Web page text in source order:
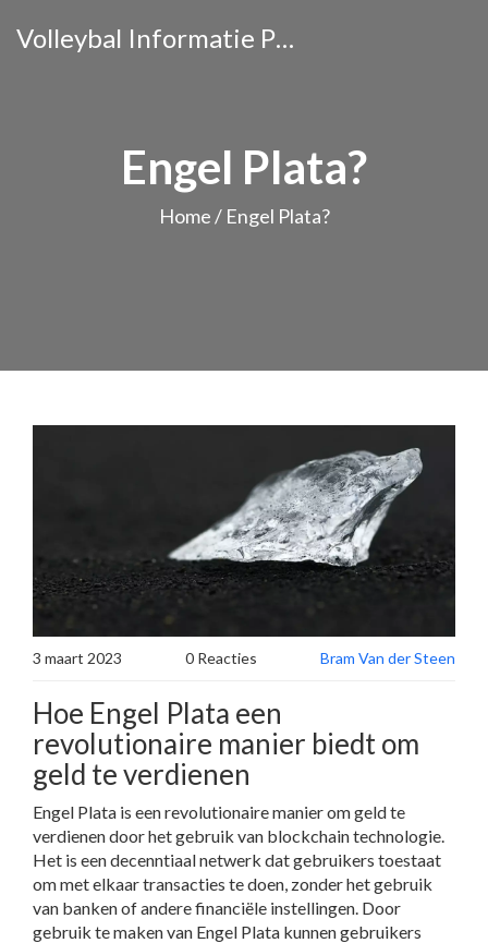
Volleybal Informatie Portaal
Engel Plata?
Home/ Engel Plata?
3 maart 2023 0 Reacties Bram Van der Steen
Hoe Engel Plata een
revolutionaire manier biedt om
geld te verdienen
Engel Plata is een revolutionaire manier om geld te
verdienen door het gebruik van blockchain technologie.
Het is een decenntiaal netwerk dat gebruikers toestaat
om met elkaar transacties te doen, zonder het gebruik
van banken of andere financiële instellingen. Door
gebruik te maken van Engel Plata kunnen gebruikers